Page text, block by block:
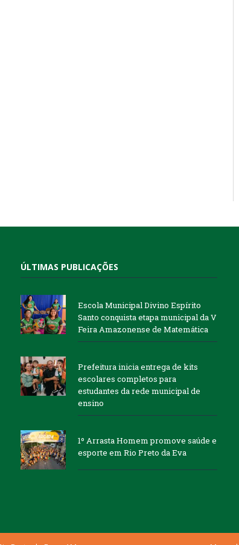
ÚLTIMAS PUBLICAÇÕES
Escola Municipal Divino Espírito
Santo conquista etapa municipal da V
Feira Amazonense de Matemática
Prefeitura inicia entrega de kits
escolares completos para
estudantes da rede municipal de
ensino
1º Arrasta Homem promove saúde e
esporte em Rio Preto da Eva